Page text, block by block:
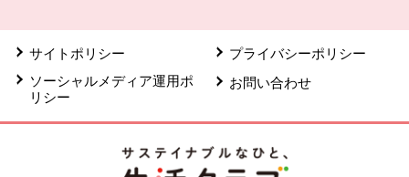
サイトポリシー
プライバシーポリシー
ソーシャルメディア運用ポ
リシー
お問い合わせ